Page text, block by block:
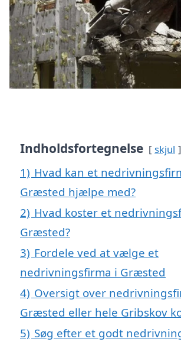
Indholdsfortegnelse skjul
1) Hvad kan et
Græsted hjælpe med?
2) Hvad koster et
Græsted?
3) Fordele ved at vælge et
nedrivningsfirma i Græsted
4) Oversigt over
Græsted eller hele Gribskov
5) Søg efter et godt